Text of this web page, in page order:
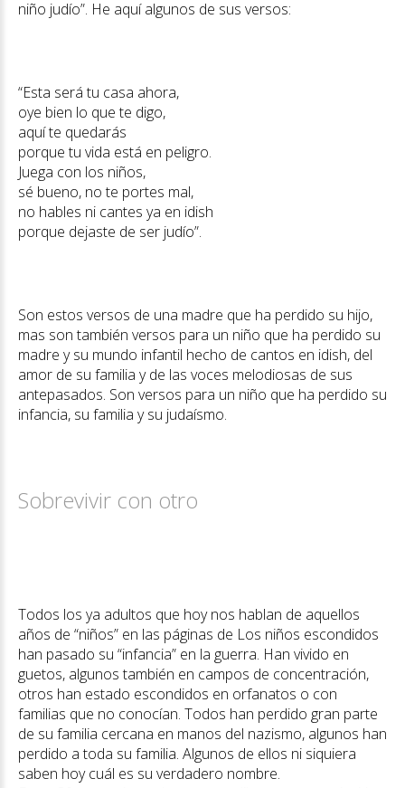
niño judío”. He aquí algunos de sus versos:
“Esta será tu casa ahora,
oye bien lo que te digo,
aquí te quedarás
porque tu vida está en peligro.
Juega con los niños,
sé bueno, no te portes mal,
no hables ni cantes ya en idish
porque dejaste de ser judío”.
Son estos versos de una madre que ha perdido su hijo,
mas son también versos para un niño que ha perdido su
madre y su mundo infantil hecho de cantos en idish, del
amor de su familia y de las voces melodiosas de sus
antepasados. Son versos para un niño que ha perdido su
infancia, su familia y su judaísmo.
Sobrevivir con otro
Todos los ya adultos que hoy nos hablan de aquellos
años de “niños” en las páginas de Los niños escondidos
han pasado su “infancia” en la guerra. Han vivido en
guetos, algunos también en campos de concentración,
otros han estado escondidos en orfanatos o con
familias que no conocían. Todos han perdido gran parte
de su familia cercana en manos del nazismo, algunos han
perdido a toda su familia. Algunos de ellos ni siquiera
saben hoy cuál es su verdadero nombre.